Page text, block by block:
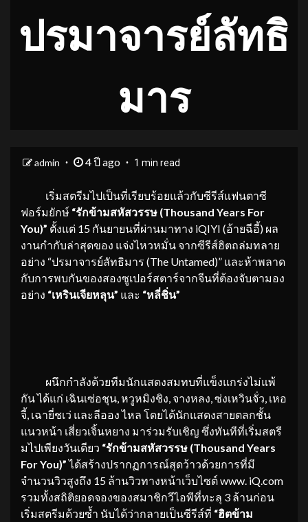
ปรมาจารย์ลัทธิ
มาร
admin 4 ปี ago 1 min read
เริ่มสตรีมไปเป็นที่เรียบร้อยแล้วกับซีรีส์แฟนตาซี
ฟอร์มยักษ์ “รักข้ามสหัสวรรษ (Thousand Years For
You)” ตั้งแต่ 15 กันยายนที่ผ่านมาทาง iQIYI (อ้ายฉีอี้) ผล
งานกำกับล่าสุดของ แจ่งไหวหมั่น จากซีรีส์ฮิตถล่มทลาย
อย่าง “ปรมาจารย์ลัทธิมาร (The Untamed)” และห้าพลาด
กับการพบกันของสองซูเปอร์สตาร์จากจีนที่ต้องจับตามอง
อย่าง “เหรินเจียหลุน” และ “หลี่ชิ่น”
ผนึกกำลังด้วยทีมนักแสดงสมทบที่แข็งแกร่งไม่แพ้
กัน ได้แก่ เฉินเซ่อชุน, หวูหมิงชิง, จางหลง, ซ่งเหวินจั่ว, เหอ
จี้, เฉายี่ชเว่ และลีออง ไหล โดยได้นักแสดงสายตลกชั้น
แนวหน้า เสี่ยวเจิ้นหยาง มาร่วมรับเชิญ ซึ่งทันทีที่เริ่มสตรี
มไปเพียงวันเดียว “รักข้ามสหัสวรรษ (Thousand Years
For You)”ได้สร้างปรากฏการณ์สุดว้าวด้วยการที่มี
จำนวนวิวสูงถึง 15 ล้านวิวทางหน้าเว็บไซต์ www. iQ.com
รวมทั้งสถิติยอดจองของสมาชิกวีไอพีที่ทะลุ 3 ล้านก่อน
เริ่มสตรีมด้วยซ้ำ นับได้ว่ากลายเป็นซีรีส์ที่ “ฮิตข้าม